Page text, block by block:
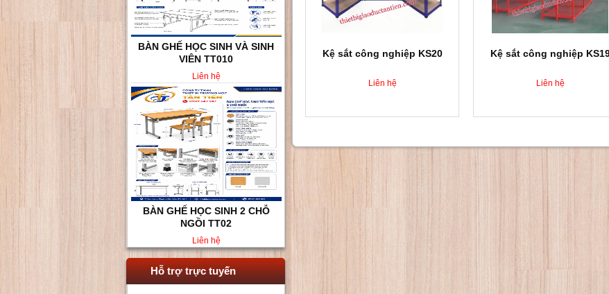
BÀN GHẾ HỌC SINH VÀ SINH
VIÊN TT010
Liên hệ
BÀN GHẾ HỌC SINH 2 CHỖ
NGỒI TT02
Liên hệ
Hỗ trợ trực tuyến
Kệ sắt công nghiệp KS20
Liên hệ
Kệ sắt công nghiệp
Liên hệ